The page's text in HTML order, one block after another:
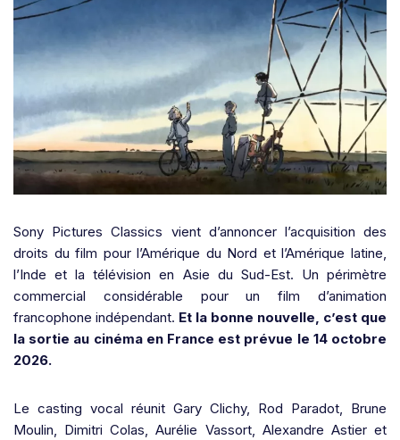
Sony Pictures Classics vient d’annoncer l’acquisition des
droits du film pour l’Amérique du Nord et l’Amérique latine,
l’Inde et la télévision en Asie du Sud-Est. Un périmètre
commercial considérable pour un film d’animation
francophone indépendant. Et la bonne nouvelle, c’est que
la sortie au cinéma en France est prévue le 14 octobre
2026.
Le casting vocal réunit Gary Clichy, Rod Paradot, Brune
Moulin, Dimitri Colas, Aurélie Vassort, Alexandre Astier et